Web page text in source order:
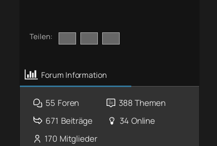
Teilen:
Forum Information
55 Foren 388 Themen
671 Beiträge 34 Online
170 Mitglieder